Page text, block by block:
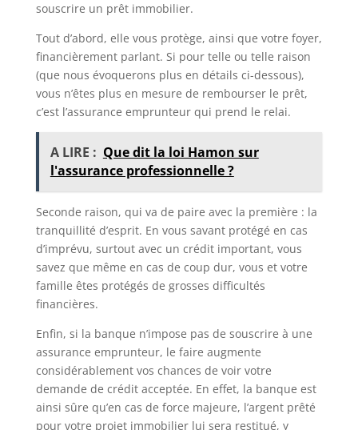
souscrire un prêt immobilier.
Tout d’abord, elle vous protège, ainsi que votre foyer,
financièrement parlant. Si pour telle ou telle raison
(que nous évoquerons plus en détails ci-dessous),
vous n’êtes plus en mesure de rembourser le prêt,
c’est l’assurance emprunteur qui prend le relai.
A LIRE : Que dit la loi Hamon sur
l'assurance professionnelle ?
Seconde raison, qui va de paire avec la première : la
tranquillité d’esprit. En vous savant protégé en cas
d’imprévu, surtout avec un crédit important, vous
savez que même en cas de coup dur, vous et votre
famille êtes protégés de grosses difficultés
financières.
Enfin, si la banque n’impose pas de souscrire à une
assurance emprunteur, le faire augmente
considérablement vos chances de voir votre
demande de crédit acceptée. En effet, la banque est
ainsi sûre qu’en cas de force majeure, l’argent prêté
pour votre projet immobilier lui sera restitué, y